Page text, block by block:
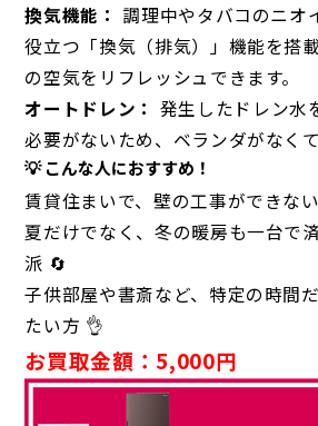
換気機能： 調理中やタバコのニオ
役立つ「換気（排気）」機能を搭
の空気をリフレッシュできます。
オートドレン： 発生したドレン水
必要がないため、ベランダがなくて
💡 こんな人におすすめ！
賃貸住まいで、壁の工事ができな
夏だけでなく、冬の暖房も一台で
派 🔄
子供部屋や書斎など、特定の時間
たい方 👌
お買取金額：5,000円